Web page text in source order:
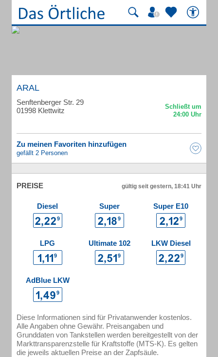
ARAL
Senftenberger Str. 29
01998 Klettwitz
Zu meinen Favoriten hinzufügen
gefällt 2 Personen
PREISE gültig seit gestern, 18:41 Uhr
Diesel Super Super E10
LPG Ultimate 102 LKW Diesel
AdBlue LKW
Diese Informationen sind für Privatanwender kostenlos.
Alle Angaben ohne Gewähr. Preisangaben und
Grunddaten von Tankstellen werden bereitgestellt von der
Markttransparenzstelle für Kraftstoffe (MTS-K). Es gelten
die jeweils aktuellen Preise an der Zapfsäule.